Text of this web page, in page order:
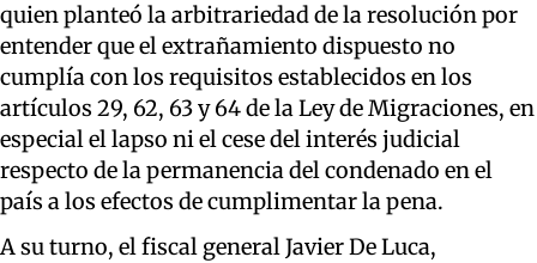
quien planteó la arbitrariedad de la resolución por
entender que el extrañamiento dispuesto no
cumplía con los requisitos establecidos en los
artículos 29, 62, 63 y 64 de la Ley de Migraciones, en
especial el lapso ni el cese del interés judicial
respecto de la permanencia del condenado en el
país a los efectos de cumplimentar la pena.
A su turno, el fiscal general Javier De Luca,